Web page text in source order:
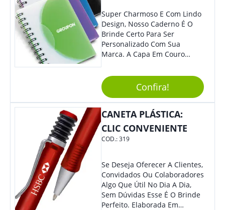
Super Charmoso E Com Lindo
Design, Nosso Caderno É O
Brinde Certo Para Ser
Personalizado Com Sua
Marca. A Capa Em Couro
Elástico Permite Maior
Segurança Ao Carregá-Lo.
Ofereça A Seus Clientes E
Colaboradores, Sem Dúvidas
Eles Irão Adorar.
Confira!
CANETA PLÁSTICA:
CLIC CONVENIENTE
COD.:319
Se Deseja Oferecer A Clientes,
Convidados Ou Colaboradores
Algo Que Útil No Dia A Dia,
Sem Dúvidas Esse É O Brinde
Perfeito. Elaborada Em